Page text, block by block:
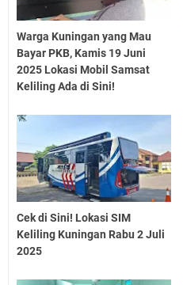
Warga Kuningan yang Mau
Bayar PKB, Kamis 19 Juni
2025 Lokasi Mobil Samsat
Keliling Ada di Sini!
Cek di Sini! Lokasi SIM
Keliling Kuningan Rabu 2 Juli
2025